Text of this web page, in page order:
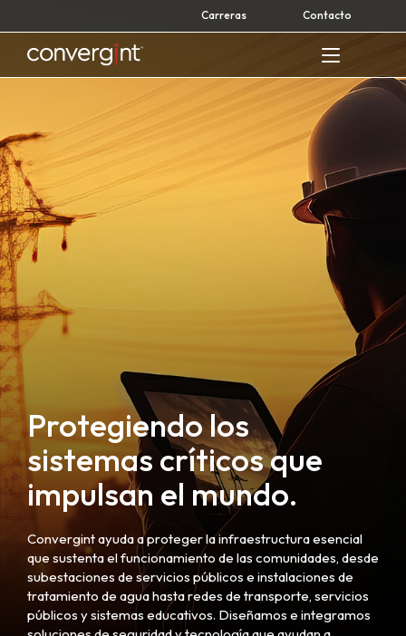
to
content
Carreras Contacto
Home
Protegiendo los
sistemas críticos que
impulsan el mundo.
Convergint ayuda a proteger la infraestructura esencial
que sustenta el funcionamiento de las comunidades, desde
subestaciones de servicios públicos e instalaciones de
tratamiento de agua hasta redes de transporte, servicios
públicos y sistemas educativos. Diseñamos e integramos